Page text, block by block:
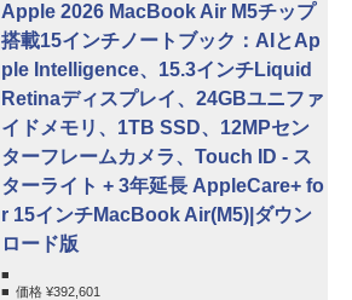
Apple 2026 MacBook Air M5チップ
搭載15インチノートブック：AIとAp
ple Intelligence、15.3インチLiquid
Retinaディスプレイ、24GBユニファ
イドメモリ、1TB SSD、12MPセン
ターフレームカメラ、Touch ID - ス
ターライト + 3年延長 AppleCare+ fo
r 15インチMacBook Air(M5)|ダウン
ロード版
価格 ¥392,601